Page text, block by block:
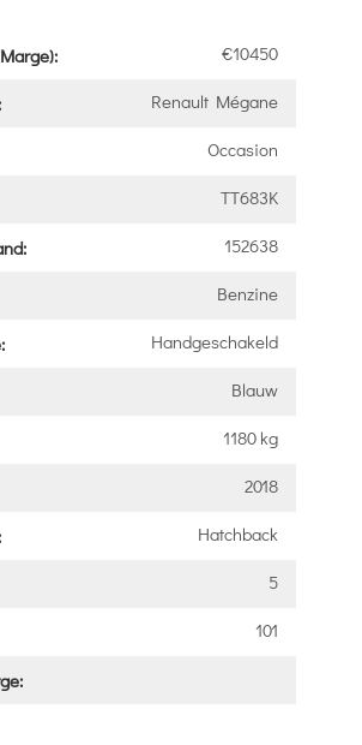
€10450
Renault Mégane
Occasion
TT683K
152638
Benzine
Handgeschakeld
Blauw
1180 kg
2018
Hatchback
5
101